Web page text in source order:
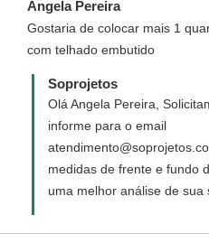
para registrar a obra na
cidade.
Angela Pereira
Gostaria de colocar mais 1
com telhado embutido
Soprojetos
Olá Angela Pereira,
informe para o email
medidas de frente e fundo
uma melhor análise de sua